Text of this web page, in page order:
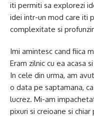
iti permiti sa explorezi
idei intr-un mod care iti
complexitate si
Imi amintesc cand fiica
Eram zilnic cu ea acasa
In cele din urma, am
o data pe saptamana,
lucrez. Mi-am
pixuri si creioane si